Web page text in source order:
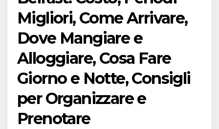
Migliori, Come Arrivare,
Dove Mangiare e
Alloggiare, Cosa Fare
Giorno e Notte, Consigli
per Organizzare e
Prenotare